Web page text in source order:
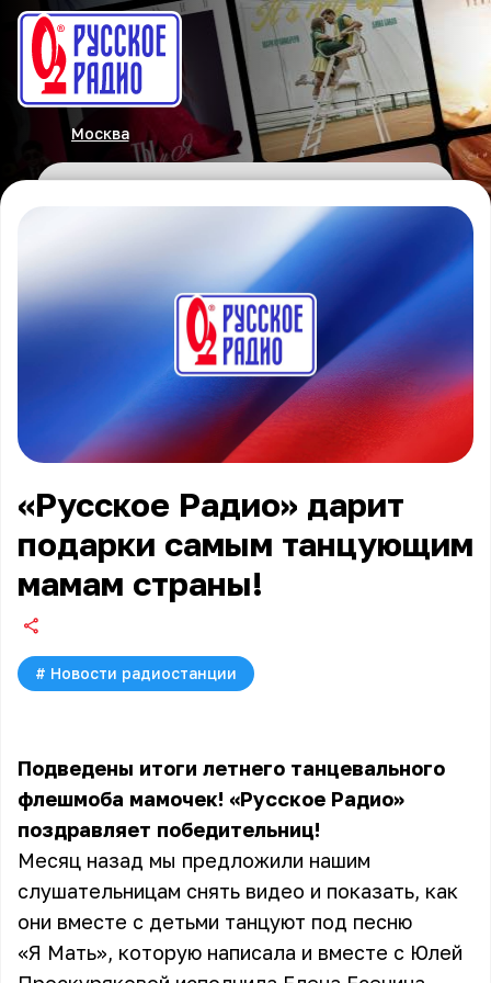
Москва
«Русское Радио» дарит
подарки самым танцующим
мамам страны!
# Новости радиостанции
Подведены итоги летнего танцевального
флешмоба мамочек! «Русское Радио»
поздравляет победительниц!
Месяц назад мы предложили нашим
слушательницам снять видео и показать, как
они вместе с детьми танцуют под песню
«Я Мать», которую написала и вместе с Юлей